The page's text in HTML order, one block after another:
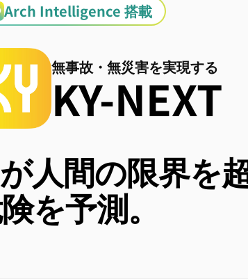
Arch Intelligence 搭載
無事故・無災害を実現する
KY-NEXT
人間の限界を
を予測。